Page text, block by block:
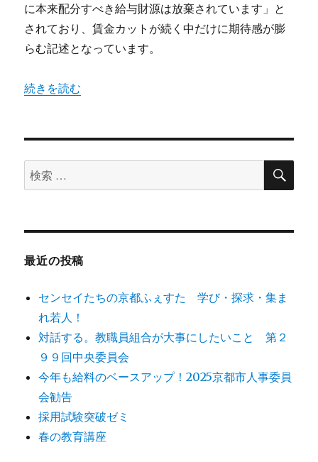
に本来配分すべき給与財源は放棄されています」と
されており、賃金カットが続く中だけに期待感が膨
らむ記述となっています。
“査定評価・賃金リンクの教職員評価に怒り①” の
続きを読む
検
索
象:
検
最近の投稿
センセイたちの京都ふぇすた 学び・探求・集ま
れ若人！
対話する。教職員組合が大事にしたいこと 第２
９９回中央委員会
今年も給料のベースアップ！2025京都市人事委員
会勧告
採用試験突破ゼミ
春の教育講座